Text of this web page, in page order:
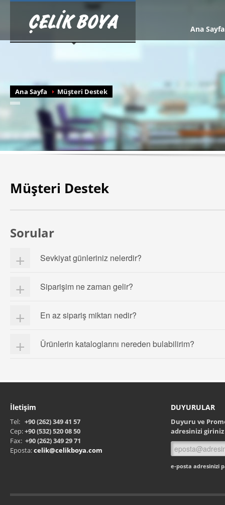
Ana Sayfa
Ana Sayfa Müşteri Destek
Müşteri Destek
Sorular
Sevkiyat günleriniz nelerdir?
Salı-İzmit ve Köyler
Perşembe-Gölcük ve Karamürsel
Siparişim ne zaman gelir?
En az sipariş miktarı nedir?
Ürünlerin kataloglarını nereden bulabilirim?
İletişim
Tel: +90 (262) 349 41 57
Cep:+90 (532) 520 08 50
Fax: +90 (262) 349 29 71
Eposta:celik@celikboya.com
DUYURULAR
Duyuru ve
adresinizi giriniz
e-posta adresinizi